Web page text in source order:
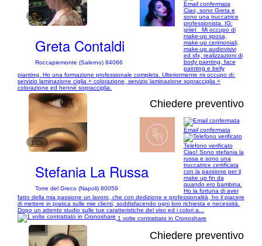
1/6
Greta Contaldi
Roccapiemonte (Salerno) 84086
Email confermata
Ciao, sono Greta e
sono una truccatrice
professionista. IG:
griiet_ Mi occupo di
make-up sposa,
make-up cerimoniali,
make-up audiovisivi
ed sfx, realizzazioni di
body painting, face
painting e belly
pianting. Ho una formazione professionale completa. Ulteriormente mi occupo di:
servizio laminazione ciglia + colorazione, servizio laminazione sopracciglia +
colorazione ed henné sopracciglia.
1/20
Chiedere preventivo
Stefania La Russa
Torre del Greco (Napoli) 80059
Email confermata
Telefono verificato
Ciao! Sono stefania la
russa e sono una
truccatrice certificata
con la passione per il
make up fin da
quando ero bambina.
Ho la fortuna di aver
fatto della mia passione un lavoro, che con dedizione e professionalità, ho il piacere
di mettere in pratica sulle mie clienti, soddisfacendo ogni loro richiesta e necessità.
Dopo un attento studio sulle tue caratteristiche del viso ed i colori a...
1 volte contrattato in Cronoshare
Chiedere preventivo